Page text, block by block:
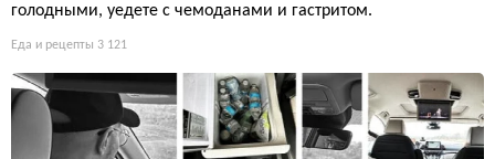
голодными, уедете с чемоданами и гастритом.
Еда и рецепты 3 121